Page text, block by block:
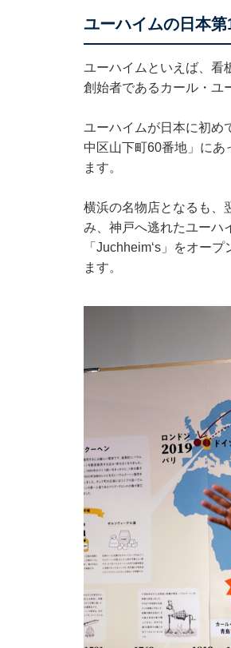
ユーハイムの日本第
ユーハイムといえば、看
創始者であるカール・ユ
ユーハイムが日本に初め
中区山下町60番地」にあ
ます。
横浜の名物店となるも、
み、神戸へ逃れたユーハ
「Juchheim‘s」をオー
ます。